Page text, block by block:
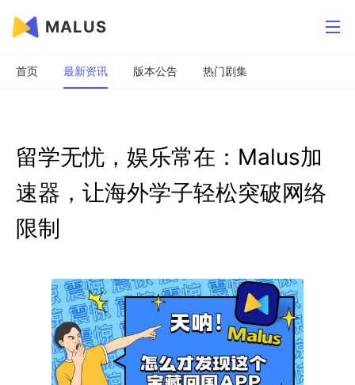
MALUS
首页 最新资讯 版本公告 热门剧集
留学无忧，娱乐常在：Malus加
速器，让海外学子轻松突破网络
限制